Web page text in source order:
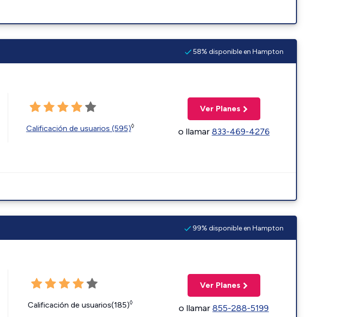
58% disponible en Hampton
Calificación de usuarios (595)◊
Ver Planes
o llamar833-469-4276
99% disponible en Hampton
Calificación de usuarios(185)◊
Ver Planes
o llamar855-288-5199